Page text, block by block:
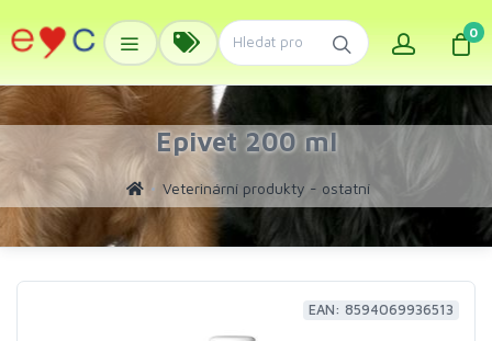
0
Epivet 200 ml
Veterinární produkty - ostatní
EAN: 8594069936513